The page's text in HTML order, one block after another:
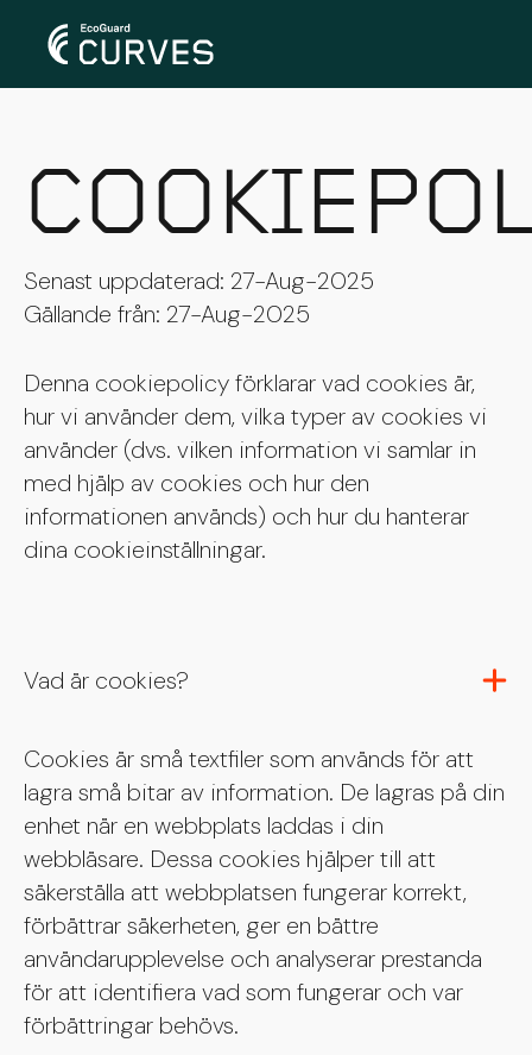
Senast uppdaterad: 27-Aug-2025
Gällande från: 27-Aug-2025
Denna cookiepolicy förklarar vad cookies är,
hur vi använder dem, vilka typer av cookies vi
använder (dvs. vilken information vi samlar in
med hjälp av cookies och hur den
informationen används) och hur du hanterar
dina cookieinställningar.
Vad är cookies?
Cookies är små textfiler som används för att
lagra små bitar av information. De lagras på din
enhet när en webbplats laddas i din
webbläsare. Dessa cookies hjälper till att
säkerställa att webbplatsen fungerar korrekt,
förbättrar säkerheten, ger en bättre
användarupplevelse och analyserar prestanda
för att identifiera vad som fungerar och var
förbättringar behövs.